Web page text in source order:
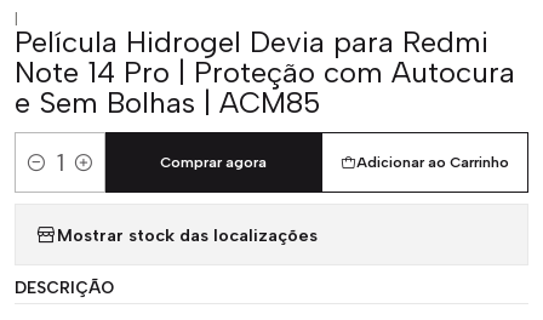
|
Película Hidrogel Devia para Redmi
Note 14 Pro | Proteção com Autocura
e Sem Bolhas | ACM85
Quantidade
Adicionar ao Carrinho
Comprar agora
Mostrar stock das localizações
DESCRIÇÃO